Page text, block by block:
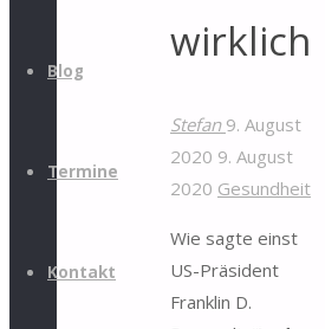
Blog
Termine
Kontakt
wirklich
Stefan 9. August
2020 9. August
2020 Gesundheit
Wie sagte einst
US-Präsident
Franklin D.